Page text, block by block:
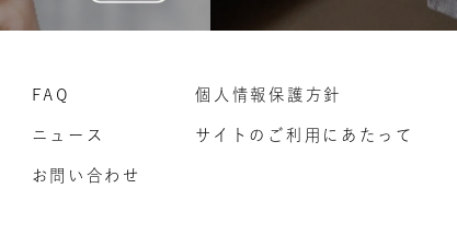
FAQ
ニュース
お問い合わせ
個人情報保護方針
サイトのご利用にあたって